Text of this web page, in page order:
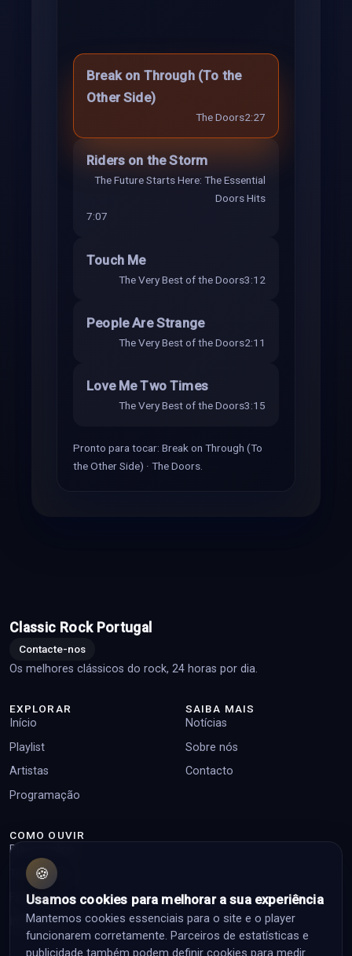
Break on Through (To the
Other Side)
The Doors2:27
Riders on the Storm
The Future Starts Here: The Essential
Doors Hits
7:07
Touch Me
The Very Best of the Doors3:12
People Are Strange
The Very Best of the Doors2:11
Love Me Two Times
The Very Best of the Doors3:15
Pronto para tocar: Break on Through (To
the Other Side) · The Doors.
Classic Rock Portugal
Contacte-nos
Os melhores clássicos do rock, 24 horas por dia.
EXPLORAR
Início
Playlist
Artistas
Programação
SAIBA MAIS
Notícias
Sobre nós
Contacto
COMO OUVIR
Player online
Top pedidos
Facebook
Instagram
🍪
Usamos cookies para melhorar a sua experiência
Mantemos cookies essenciais para o site e o player
funcionarem corretamente. Parceiros de estatísticas e